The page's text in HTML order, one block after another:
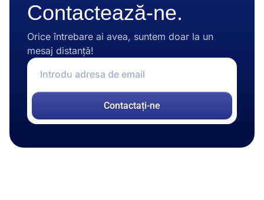
Contactează-ne.
Orice întrebare ai avea, suntem doar la un
mesaj distanță!
Contactați-ne